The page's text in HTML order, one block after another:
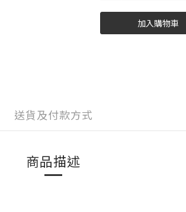
加入購物車
送貨及付款方式
商品描述